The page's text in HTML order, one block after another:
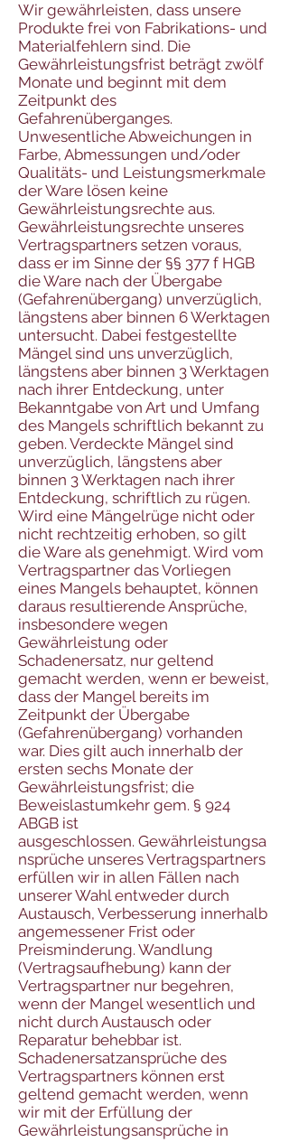
Wir gewährleisten, dass unsere
Produkte frei von Fabrikations- und
Materialfehlern sind. Die
Gewährleistungsfrist beträgt zwölf
Monate und beginnt mit dem
Zeitpunkt des
Gefahrenüberganges.
Unwesentliche Abweichungen in
Farbe, Abmessungen und/oder
Qualitäts- und Leistungsmerkmale
der Ware lösen keine
Gewährleistungsrechte aus.
Gewährleistungsrechte unseres
Vertragspartners setzen voraus,
dass er im Sinne der §§ 377 f HGB
die Ware nach der Übergabe
(Gefahrenübergang) unverzüglich,
längstens aber binnen 6 Werktagen
untersucht. Dabei festgestellte
Mängel sind uns unverzüglich,
längstens aber binnen 3 Werktagen
nach ihrer Entdeckung, unter
Bekanntgabe von Art und Umfang
des Mangels schriftlich bekannt zu
geben. Verdeckte Mängel sind
unverzüglich, längstens aber
binnen 3 Werktagen nach ihrer
Entdeckung, schriftlich zu rügen.
Wird eine Mängelrüge nicht oder
nicht rechtzeitig erhoben, so gilt
die Ware als genehmigt. Wird vom
Vertragspartner das Vorliegen
eines Mangels behauptet, können
daraus resultierende Ansprüche,
insbesondere wegen
Gewährleistung oder
Schadenersatz, nur geltend
gemacht werden, wenn er beweist,
dass der Mangel bereits im
Zeitpunkt der Übergabe
(Gefahrenübergang) vorhanden
war. Dies gilt auch innerhalb der
ersten sechs Monate der
Gewährleistungsfrist; die
Beweislastumkehr gem. § 924
ABGB ist
ausgeschlossen. Gewährleistungsa
nsprüche unseres Vertragspartners
erfüllen wir in allen Fällen nach
unserer Wahl entweder durch
Austausch, Verbesserung innerhalb
angemessener Frist oder
Preisminderung. Wandlung
(Vertragsaufhebung) kann der
Vertragspartner nur begehren,
wenn der Mangel wesentlich und
nicht durch Austausch oder
Reparatur behebbar ist.
Schadenersatzansprüche des
Vertragspartners können erst
geltend gemacht werden, wenn
wir mit der Erfüllung der
Gewährleistungsansprüche in